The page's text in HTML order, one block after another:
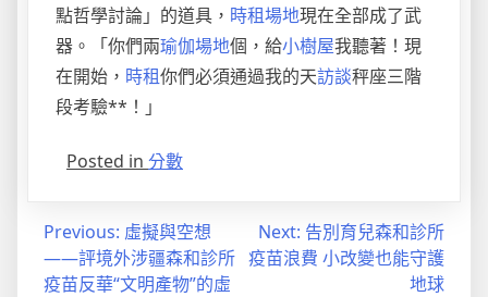
點哲學討論」的道具， 時租場地現在全部成了武
器。「你們兩瑜伽場地個，給小樹屋我聽著！現
在開始， 時租你們必須通過我的天訪談秤座三階
段考驗**！」
Posted in 分數
Previous: 虛擬與空想
——評境外涉疆森和診所
疫苗反華“文明產物”的虛
Next: 告別育兒森和診所
疫苗浪費 小改變也能守護
地球